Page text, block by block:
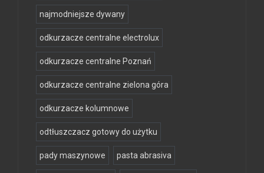
najmodniejsze dywany
odkurzacze centralne electrolux
odkurzacze centralne Poznań
odkurzacze centralne zielona góra
odkurzacze kolumnowe
odtłuszczacz gotowy do użytku
pady maszynowe pasta abrasiva